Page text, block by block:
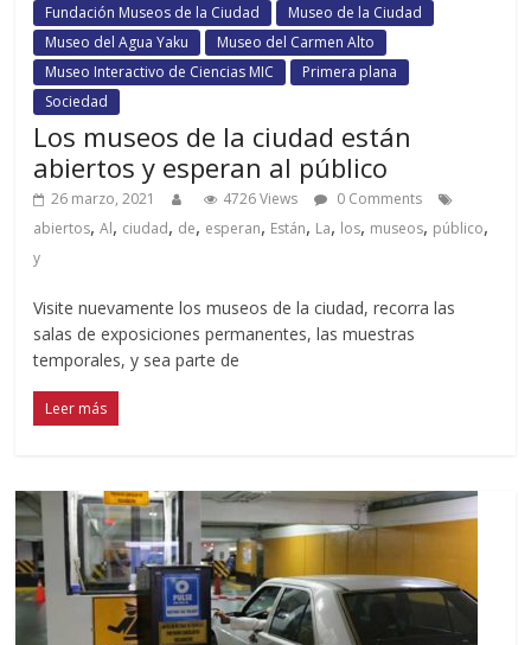
Fundación Museos de la Ciudad
Museo de la Ciudad
Museo del Agua Yaku
Museo del Carmen Alto
Museo Interactivo de Ciencias MIC
Primera plana
Sociedad
Los museos de la ciudad están
abiertos y esperan al público
26 marzo, 2021 4726 Views
0 Comments
abiertos,Al, ciudad, de, esperan, Están, La, los, museos, público,
y
Visite nuevamente los museos de la ciudad, recorra las
salas de exposiciones permanentes, las muestras
temporales, y sea parte de
Leer más